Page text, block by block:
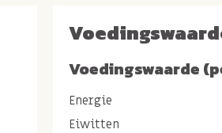
Voedingswaarde
Energie
Eiwitten